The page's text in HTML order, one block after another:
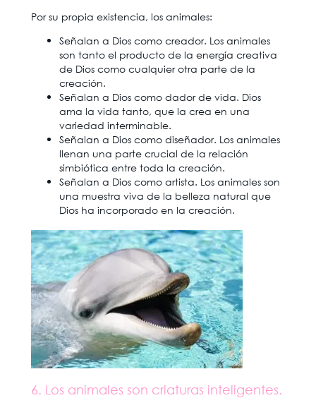
Por su propia existencia, los animales:
Señalan a Dios como creador. Los animales
son tanto el producto de la energía creativa
de Dios como cualquier otra parte de la
creación.
Señalan a Dios como dador de vida. Dios
ama la vida tanto, que la crea en una
variedad interminable.
Señalan a Dios como diseñador. Los animales
llenan una parte crucial de la relación
simbiótica entre toda la creación.
Señalan a Dios como artista. Los animales son
una muestra viva de la belleza natural que
Dios ha incorporado en la creación.
6. Los animales son criaturas inteligentes.